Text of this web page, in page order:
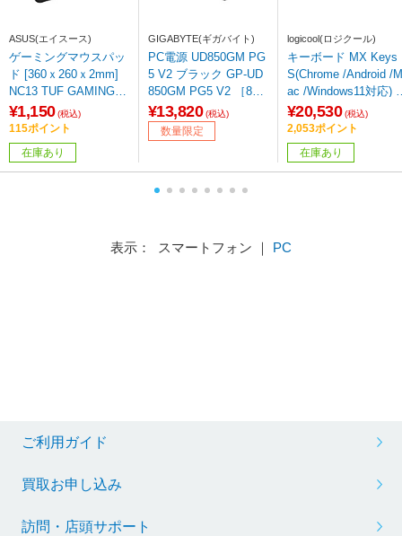
ASUS(エイスース)
ゲーミングマウスパッ
ド [360ｘ260ｘ2mm]
NC13 TUF GAMING P
1
¥1,150 (税込)
115ポイント
在庫あり
GIGABYTE(ギガバイト)
PC電源 UD850GM PG
5 V2 ブラック GP-UD
850GM PG5 V2 ［850
W /ATX /80PLUS Gol
d］ 【sof001】
¥13,820 (税込)
数量限定
logicool(ロジクール)
キーボード MX Keys
S(Chrome /Android /M
ac /Windows11対応)
ラファイト
［ワイヤレス /
h］
¥20,530 (税込)
2,053ポイント
在庫あり
表示： スマートフォン ｜ PC
ご利用ガイド
買取お申し込み
訪問・店頭サポート